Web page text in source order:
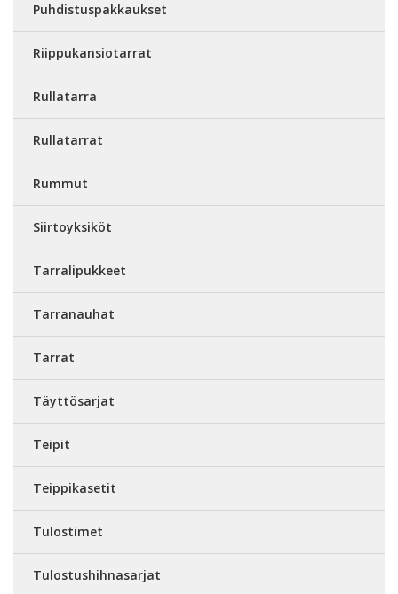
Puhdistuspakkaukset
Riippukansiotarrat
Rullatarra
Rullatarrat
Rummut
Siirtoyksiköt
Tarralipukkeet
Tarranauhat
Tarrat
Täyttösarjat
Teipit
Teippikasetit
Tulostimet
Tulostushihnasarjat